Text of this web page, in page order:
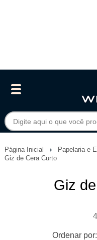
Página Inicial Papelaria e
Giz de Cera Curto
Giz
4
Ordenar por: